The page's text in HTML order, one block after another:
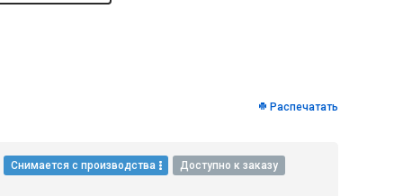
Распечатать
Снимается с производства Доступно к заказу